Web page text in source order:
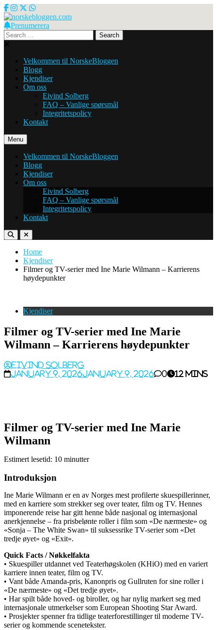
Skip
to
content
norskebloggen.com
Prenumerera
Search
for:
Velkommen til NorskeBloggen
Blogg
Kjendiser
Om oss
Eivind Solberg
FAQ – Vanlige spørsmål
Integritetspolicy
Kontakt
Menu
Velkommen til NorskeBloggen
Blogg
Kjendiser
Om oss
Eivind Solberg
FAQ – Vanlige spørsmål
Integritetspolicy
Kontakt
Home
Kjendiser
Filmer og TV-serier med Ine Marie Wilmann – Karrierens
høydepunkter
Kjendiser
Filmer og TV-serier med Ine Marie
Wilmann – Karrierens høydepunkter
Eivind Solberg
January 9, 2026January 9, 2026 0 12 mins
Filmer og TV-serier med Ine Marie
Wilmann
Estimert lesetid: 10 minutter
Introduksjon
Ine Marie Wilmann er en av Norges mest profilerte skuespillerinner,
med en karriere som strekker seg over teater, film og TV. Hennes
imponerende reise har gitt henne både nasjonal og internasjonal
anerkjennelse – fra prisbelønte roller i film som «De nærmeste» og
«Sonja – The White Swan» til suksessrike TV-serier som «Det
tredje øyet» og «Exit».
Quick Facts / Nøkkelfakta
• Skuespiller utdannet ved Teaterhøgskolen (KHiO) med en variert
karriere innen teater, film og TV.
• Vant både Amanda‑pris, Kanonpris og Gullruten for sine roller i
«De nærmeste» og «Det tredje øyet».
• Har spilt både hoved- og biroller, og har nylig markert seg med
internasjonale utmerkelser som European Shooting Star Award.
• Prosjekter spenner fra tidlige teaterforestillinger til moderne TV-
serier og kommende scenetekster.